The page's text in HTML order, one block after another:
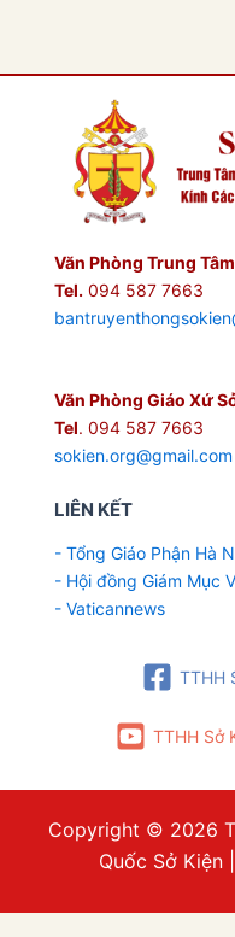
Văn Phòng Trung
Tel. 094 587 7663
Văn Phòng Giáo Xứ
Tel. 094 587 7663
sokien.org@gmail.com
LIÊN KẾT
- Tổng Giáo Phận Hà
- Hội đồng Giám Mục
- Vaticannews
TTHH
TTHH Sở
Copyright © 2026
Quốc Sở Kiện